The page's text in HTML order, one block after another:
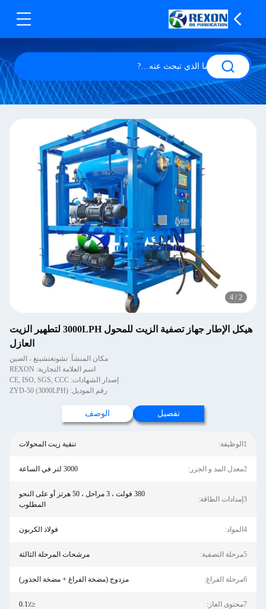
2
/
4
هيكل الإطار جهاز تصفية الزيت للمحول 3000LPH لتطهير الزيت
العازل
مكان المنشأ: تشونغتشينغ ، الصين
اسم العلامة التجارية: REXON
إصدار الشهادات: CE, ISO, SGS, CCC
رقم الموديل: ZYD-50 (3000LPH)
تفصيل الوصف
1الوظيفة: تنقية زيت المحولات
2معدل المد و الجزر: 3000 لتر في الساعة
3إمدادات الطاقة:
380 فولت ، 3 مراحل ، 50 هرتز أو على النحو
المطلوب
4المواد: فولاذ الكربون
5مرحلة التصفية: مرشحات المرحلة الثالثة
6مرحلة الفراغ: مزدوج (مضخة الفراغ + مضخة الجذور)
7محتوى الغاز: ≤0.1٪